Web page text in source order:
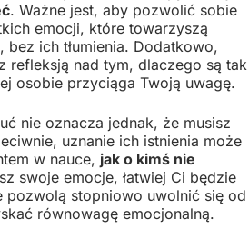
. Ważne jest, aby pozwolić sobie
emocji, które towarzyszą
ich tłumienia. Dodatkowo,
refleksją nad tym, dlaczego są tak
osobie przyciąga Twoją uwagę.
nie oznacza jednak, że musisz
uznanie ich istnienia może
w nauce, jak o kimś nie
swoje emocje, łatwiej Ci będzie
pozwolą stopniowo uwolnić się od
równowagę emocjonalną.